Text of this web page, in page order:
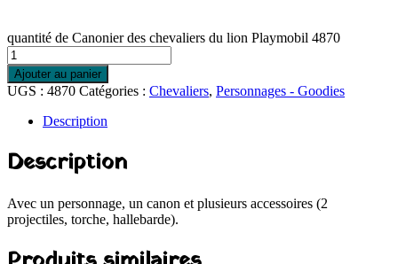
quantité de Canonier des chevaliers du lion Playmobil 4870
Ajouter au panier
UGS : 4870 Catégories : Chevaliers, Personnages - Goodies
Description
Description
Avec un personnage, un canon et plusieurs accessoires (2
projectiles, torche, hallebarde).